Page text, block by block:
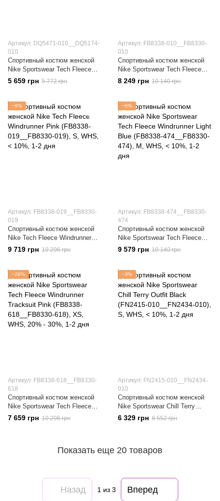
Артикул: DQ5471-010__DQ5174-
010
Спортивный костюм женской
Nike Sportswear Tech Fleece
Outfit Black (DQ5471-
010__DQ5174-010)
5 659 грн 5 772 грн
Артикул: FB8338-010__FB8330-
010
Спортивный костюм женской
Nike Sportswear Tech Fleece
Black (FB8338-010__FB8330-
8 249 грн 10 140 грн
−6%
Артикул: FB8338-019__FB8330-
019
Спортивный костюм женской
Nike Tech Fleece Windrunner
Pink (FB8338-019__FB8330-019)
9 719 грн 10 296 грн
−6%
Артикул: FB8338-474__FB8330-
474
Спортивный костюм женской
Nike Sportswear Tech Fleece
Windrunner Light Blue (FB8338-
474__FB8330-474)
9 579 грн 10 140 грн
−26%
Артикул: FB8338-618__FB8330-
618
Спортивный костюм женской
Nike Sportswear Tech Fleece
Windrunner Tracksuit Pink
(FB8338-618__FB8330-618)
7 659 грн 10 296 грн
−3%
Артикул: FN2415-010__FN2434-
010
Спортивный костюм женской
Nike Sportswear Chill Terry
Outfit Black (FN2415-
010__FN2434-010)
6 329 грн 6 552 грн
Показать еще 20 товаров
Назад 1 из 3 Вперед